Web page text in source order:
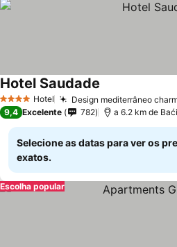
4 EstrelasHotel Design mediterrâneo
Hotel Saudade
9,4 Excelente 782 a 6.2 km de
Selecione as datas para ver os
exatos.
Escolha popular